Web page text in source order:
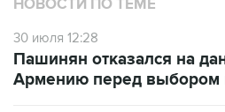
НОВОСТИ ПО ТЕМЕ
30 июля 12:28
Пашинян отказался на
Армению перед